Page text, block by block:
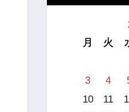
月
火
3
4
10
11